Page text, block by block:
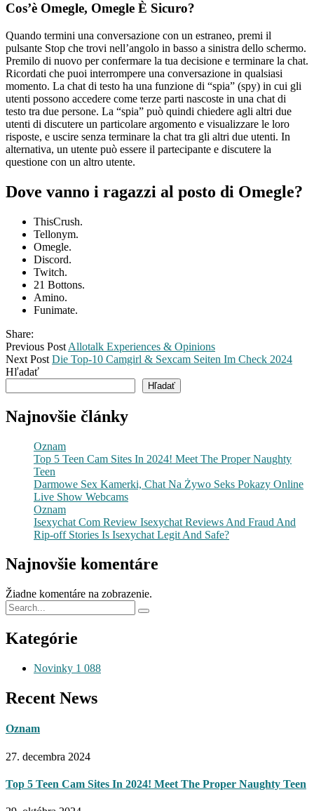
Cos’è Omegle, Omegle È Sicuro?
Quando termini una conversazione con un estraneo, premi il
pulsante Stop che trovi nell’angolo in basso a sinistra dello schermo.
Premilo di nuovo per confermare la tua decisione e terminare la chat.
Ricordati che puoi interrompere una conversazione in qualsiasi
momento. La chat di testo ha una funzione di “spia” (spy) in cui gli
utenti possono accedere come terze parti nascoste in una chat di
testo tra due persone. La “spia” può quindi chiedere agli altri due
utenti di discutere un particolare argomento e visualizzare le loro
risposte, e uscire senza terminare la chat tra gli altri due utenti. In
alternativa, un utente può essere il partecipante e discutere la
questione con un altro utente.
Dove vanno i ragazzi al posto di Omegle?
ThisCrush.
Tellonym.
Omegle.
Discord.
Twitch.
21 Bottons.
Amino.
Funimate.
Share:
Previous Post Allotalk Experiences & Opinions
Next Post Die Top-10 Camgirl & Sexcam Seiten Im Check 2024
Hľadať
Hľadať
Najnovšie články
Oznam
Top 5 Teen Cam Sites In 2024! Meet The Proper Naughty
Teen
Darmowe Sex Kamerki, Chat Na Żywo Seks Pokazy Online
Live Show Webcams
Oznam
Isexychat Com Review Isexychat Reviews And Fraud And
Rip-off Stories Is Isexychat Legit And Safe?
Najnovšie komentáre
Žiadne komentáre na zobrazenie.
Kategórie
Novinky 1 088
Recent News
Oznam
27. decembra 2024
Top 5 Teen Cam Sites In 2024! Meet The Proper Naughty Teen